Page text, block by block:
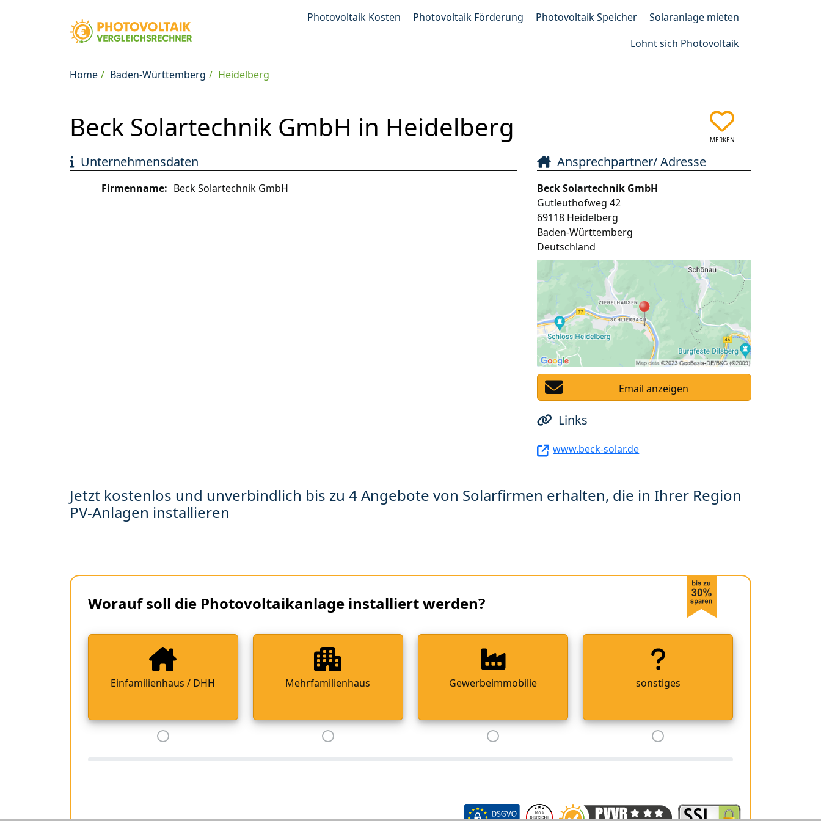
Photovoltaik Kosten Photovoltaik Förderung Photovoltaik Speicher
Solaranlage mieten
Lohnt sich Photovoltaik
Home Baden-Württemberg Heidelberg
Beck Solartechnik GmbH in Heidelberg MERKEN
Unternehmensdaten
Firmenname: Beck Solartechnik GmbH
Ansprechpartner/ Adresse
Beck Solartechnik GmbH
Gutleuthofweg 42
69118 Heidelberg
Baden-Württemberg
Deutschland
Email anzeigen
Links
www.beck-solar.de
Jetzt kostenlos und unverbindlich bis zu 4 Angebote von Solarfirmen erhalten, die in Ihrer Region
PV-Anlagen installieren
Worauf soll die Photovoltaikanlage installiert werden?
Einfamilienhaus / DHH Mehrfamilienhaus Gewerbeimmobilie sonstiges